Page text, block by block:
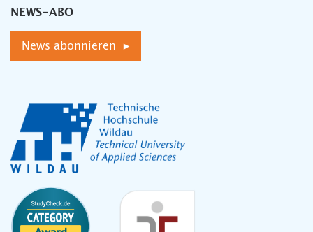
NEWS-ABO
News abonnieren ▸